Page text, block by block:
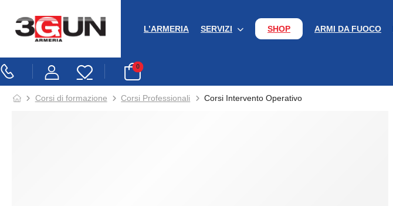
L’ARMERIA SERVIZI SHOP ARMI DA FUOCO
0
Corsi di formazione Corsi Professionali Corsi Intervento Operativo